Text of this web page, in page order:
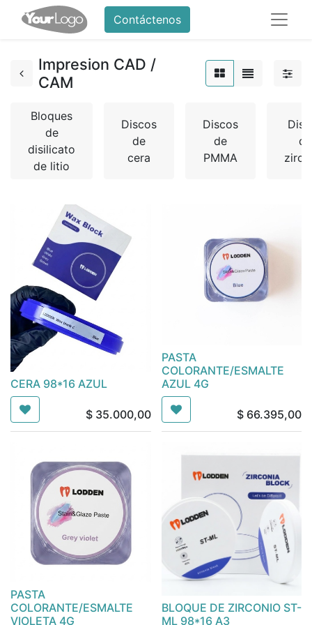
Contáctenos
Impresion CAD /
CAM
Bloques
de
disilicato
de litio
Discos
de
cera
Discos
de
PMMA
de
CERA 98*16 AZUL
$ 35.000,00
PASTA
COLORANTE/ESMALTE
AZUL 4G
$ 66.395,00
PASTA
COLORANTE/ESMALTE
VIOLETA 4G
BLOQUE DE ZIRCONIO ST-
ML 98*16 A3